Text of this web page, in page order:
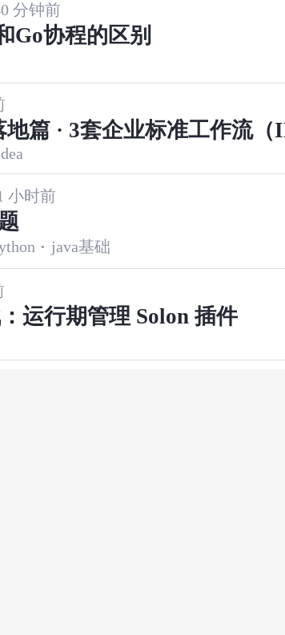
分钟前
Go协程的区别
篇 · 3套企业标准工作流（
小时前
· java基础
运行期管理 Solon 插件